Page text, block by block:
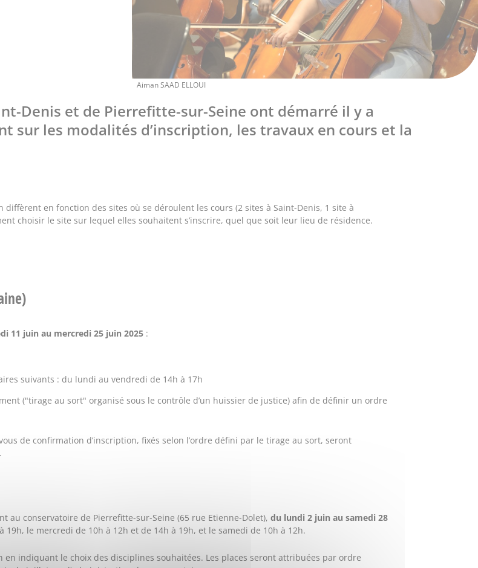
Crédits
Aiman SAAD ELLOUI
Denis et de Pierrefitte-sur-Seine ont démarré il y a
sur les modalités d’inscription, les travaux en cours et la
diffèrent en fonction des sites où se déroulent les cours (2 sites à Saint-Denis, 1 site à
choisir le site sur lequel elles souhaitent s’inscrire, quel que soit leur lieu de résidence.
11 juin au mercredi 25 juin 2025 :
suivants : du lundi au vendredi de 14h à 17h
("tirage au sort" organisé sous le contrôle d’un huissier de justice) afin de définir un ordre
de confirmation d’inscription, fixés selon l’ordre défini par le tirage au sort, seront
au conservatoire de Pierrefitte-sur-Seine (65 rue Etienne-Dolet), du lundi 2 juin au samedi 28
le mercredi de 10h à 12h et de 14h à 19h, et le samedi de 10h à 12h.
indiquant le choix des disciplines souhaitées. Les places seront attribuées par ordre